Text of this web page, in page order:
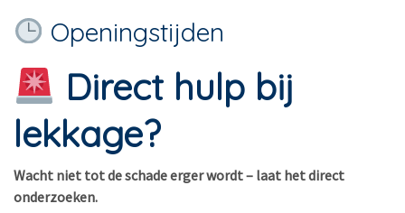
Openingstijden
Direct hulp bij
lekkage?
Wacht niet tot de schade erger wordt – laat het direct
onderzoeken.